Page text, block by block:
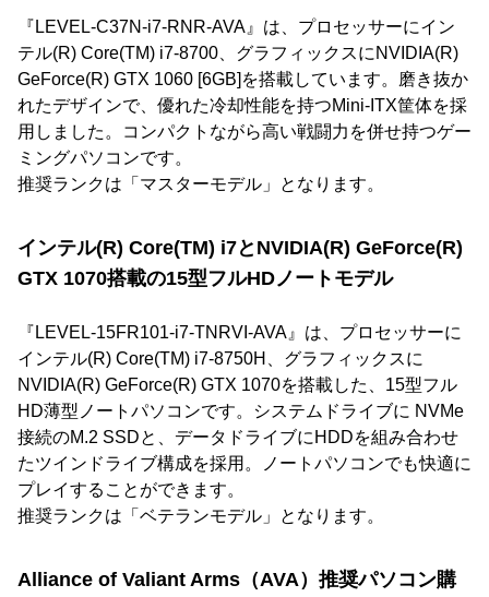
『LEVEL-C37N-i7-RNR-AVA』は、プロセッサーにイン
テル(R) Core(TM) i7-8700、グラフィックスにNVIDIA(R)
GeForce(R) GTX 1060 [6GB]を搭載しています。磨き抜か
れたデザインで、優れた冷却性能を持つMini-ITX筐体を採
用しました。コンパクトながら高い戦闘力を併せ持つゲー
ミングパソコンです。
推奨ランクは「マスターモデル」となります。
インテル(R) Core(TM) i7とNVIDIA(R) GeForce(R)
GTX 1070搭載の15型フルHDノートモデル
『LEVEL-15FR101-i7-TNRVI-AVA』は、プロセッサーに
インテル(R) Core(TM) i7-8750H、グラフィックスに
NVIDIA(R) GeForce(R) GTX 1070を搭載した、15型フル
HD薄型ノートパソコンです。システムドライブに NVMe
接続のM.2 SSDと、データドライブにHDDを組み合わせ
たツインドライブ構成を採用。ノートパソコンでも快適に
プレイすることができます。
推奨ランクは「ベテランモデル」となります。
Alliance of Valiant Arms（AVA）推奨パソコン購